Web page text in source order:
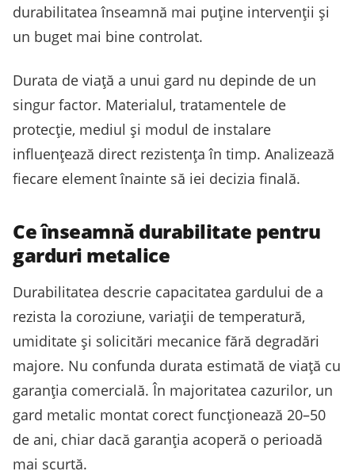
durabilitatea înseamnă mai puține intervenții și
un buget mai bine controlat.
Durata de viață a unui gard nu depinde de un
singur factor. Materialul, tratamentele de
protecție, mediul și modul de instalare
influențează direct rezistența în timp. Analizează
fiecare element înainte să iei decizia finală.
Ce înseamnă durabilitate pentru
garduri metalice
Durabilitatea descrie capacitatea gardului de a
rezista la coroziune, variații de temperatură,
umiditate și solicitări mecanice fără degradări
majore. Nu confunda durata estimată de viață cu
garanția comercială. În majoritatea cazurilor, un
gard metalic montat corect funcționează 20–50
de ani, chiar dacă garanția acoperă o perioadă
mai scurtă.